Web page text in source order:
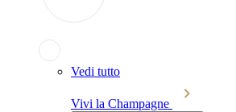
Vedi tutto
Vivi la Champagne